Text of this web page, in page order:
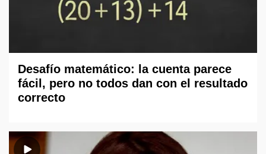
Desafío matemático: la cuenta parece
fácil, pero no todos dan con el resultado
correcto